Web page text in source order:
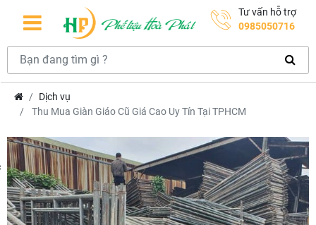
Tư vấn hỗ trợ
0985050716
Dịch vụ
Thu Mua Giàn Giáo Cũ Giá Cao Uy Tín Tại TPHCM